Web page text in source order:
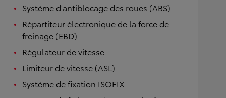
Système d'antiblocage des roues (ABS)
Répartiteur électronique de la force de
freinage (EBD)
Régulateur de vitesse
Limiteur de vitesse (ASL)
Système de fixation ISOFIX